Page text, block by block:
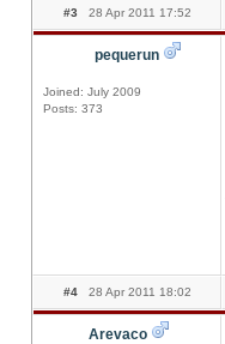
#3 28 Apr 2011 17:52
pequerun
Joined: July 2009
Posts: 373
#4 28 Apr 2011 18:02
Arevaco